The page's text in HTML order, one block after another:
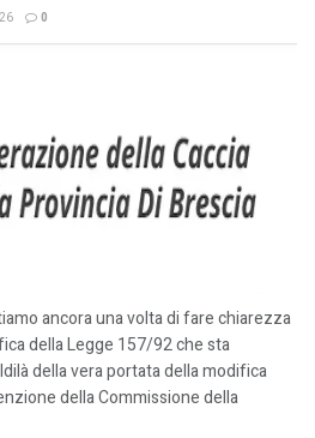
0
ancora una volta di fare chiarezza
della Legge 157/92 che sta
della vera portata della modifica
della Commissione della